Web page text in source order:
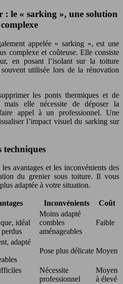
: le « sarking », une solution
appelée « sarking », est une
complexe et coûteuse. Elle consiste
en posant l’isolant sur la toiture
utilisée lors de la rénovation
les ponts thermiques et de
mais elle nécessite de déposer la
appel à un professionnel. Une
l’impact visuel du sarking sur
techniques
avantages et les inconvénients des
du grenier sous toiture. Il vous
adaptée à votre situation.
Inconvénients Coût
idéal
Moins adapté
combles
aménageables
Faible
adapté
Pose plus délicate Moyen
Nécessite
professionnel
Moyen
à élevé